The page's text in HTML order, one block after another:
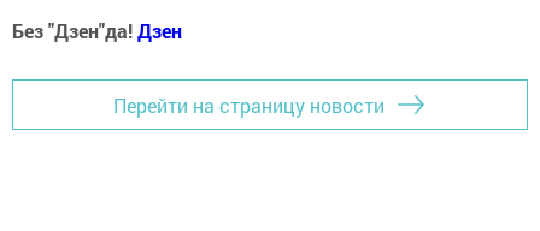
Без "Дзен"да!Дзен
Перейти на страницу новости